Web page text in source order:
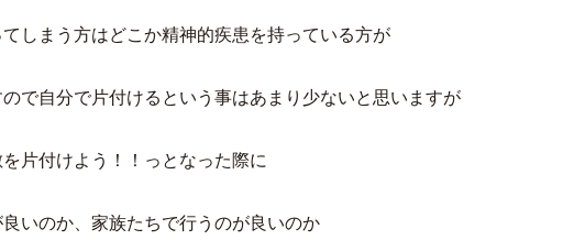
しまう方はどこか精神的疾患を持っている方が
で自分で片付けるという事はあまり少ないと思いますが
片付けよう！！っとなった際に
いのか、家族たちで行うのが良いのか